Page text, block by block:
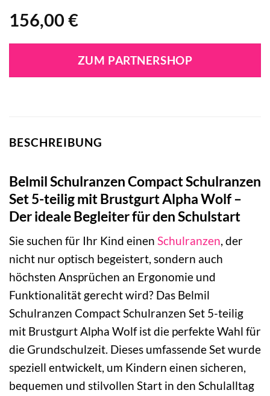
156,00 €
ZUM PARTNERSHOP
BESCHREIBUNG
Belmil Schulranzen Compact Schulranzen
Set 5-teilig mit Brustgurt Alpha Wolf –
Der ideale Begleiter für den Schulstart
Sie suchen für Ihr Kind einen Schulranzen, der
nicht nur optisch begeistert, sondern auch
höchsten Ansprüchen an Ergonomie und
Funktionalität gerecht wird? Das Belmil
Schulranzen Compact Schulranzen Set 5-teilig
mit Brustgurt Alpha Wolf ist die perfekte Wahl für
die Grundschulzeit. Dieses umfassende Set wurde
speziell entwickelt, um Kindern einen sicheren,
bequemen und stilvollen Start in den Schulalltag